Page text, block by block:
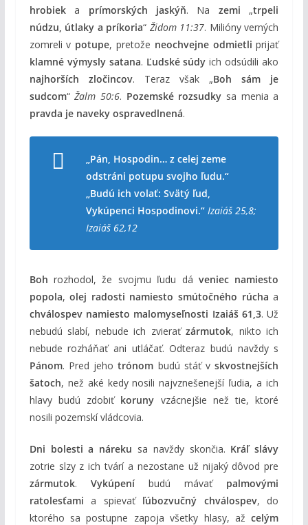
hrobieka prímorských jaskýň. Na zemi „trpeli
núdzu, útlaky a príkoria“ Židom 11:37. Milióny verných
zomreli v potupe, pretože neochvejne odmietli prijať
klamné výmysly satana. Ľudské súdy ich odsúdili ako
najhorších zločincov. Teraz však „Boh sám je
sudcom“Žalm 50:6. Pozemské rozsudky sa menia a
pravda je naveky ospravedlnená.
„Pán, Hospodin… z celej zeme
odstráni potupu svojho ľudu.“
„Budú ich volať: Svätý ľud,
Vykúpenci Hospodinovi.“ Izaiáš 25,8;
Izaiáš 62,12
Boh rozhodol, že svojmu ľudu dá veniec namiesto
popola,olej radosti namiesto smútočného rúcha a
chválospev namiesto malomyseľnosti Izaiáš 61,3. Už
nebudú slabí, nebude ich zvieraťzármutok, nikto ich
nebude rozháňať ani utláčať. Odteraz budú navždy s
Pánom. Pred jehotrónom budú stáť vskvostnejších
šatoch, než aké kedy nosili najvznešenejší ľudia, a ich
hlavy budú zdobiť koruny vzácnejšie než tie, ktoré
nosili pozemskí vládcovia.
Dni bolesti a náreku sa navždy skončia. Kráľ slávy
zotrie slzy z ich tvárí a nezostane už nijaký dôvod pre
zármutok. Vykúpeníbudú mávať palmovými
ratolesťami a spievať ľúbozvučný chválospev, do
ktorého sa postupne zapoja všetky hlasy, ažcelým